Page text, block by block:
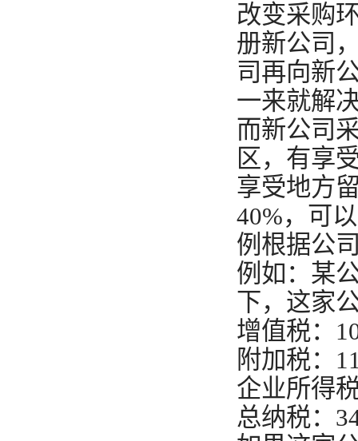
改变采购
册新公司
司再向新
一来就解
而新公司
区，有享
享受地方
40%，可
例根据公
例如：某
下，这家
增值税：
附加税：
企业所得
总纳税：